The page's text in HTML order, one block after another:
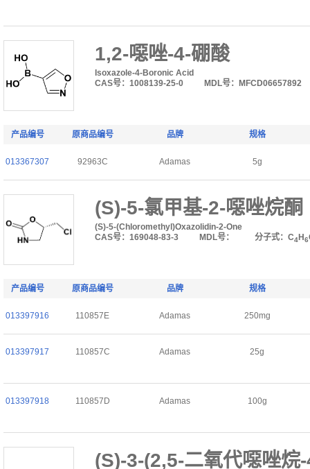
1,2-噁唑-4-硼酸
Isoxazole-4-Boronic Acid
CAS号：1008139-25-0
MDL号：MFCD06657892
产品编号 原商品编号 品牌 规格
013367307 92963C Adamas 5g
(S)-5-氯甲基-2-噁唑烷酮
(S)-5-(Chloromethyl)Oxazolidin-2-One
CAS号：169048-83-3
MDL号： 分子式：C4H 6
产品编号 原商品编号 品牌 规格
013397916 110857E Adamas 250mg
013397917 110857C Adamas 25g
013397918 110857D Adamas 100g
(S)-3-(2,5-二氧代噁唑烷